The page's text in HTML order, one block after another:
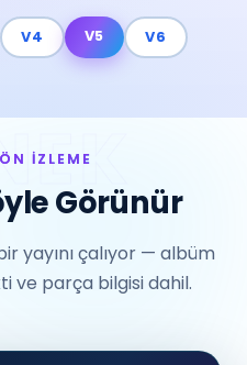
V4 V5 V6
İZLEME
Görünür
yayını çalıyor — albüm
ve parça bilgisi dahil.